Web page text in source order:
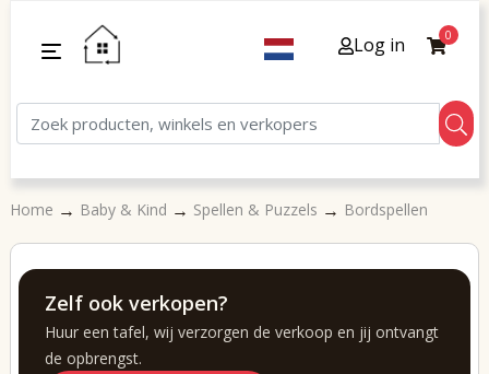
Log in 0
Home → Baby & Kind → Spellen & Puzzels → Bordspellen
Zelf ook verkopen?
Huur een tafel, wij verzorgen de verkoop en jij ontvangt
de opbrengst.